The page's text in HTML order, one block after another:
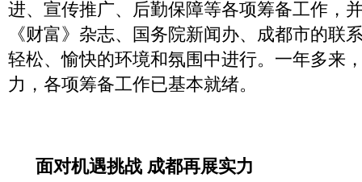
进、宣传推广、后勤保障等各项筹备工作，
《财富》杂志、国务院新闻办、成都市的联
轻松、愉快的环境和氛围中进行。一年多来
力，各项筹备工作已基本就绪。
面对机遇挑战 成都再展实力